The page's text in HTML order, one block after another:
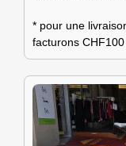
* pour une
facturons CHF100